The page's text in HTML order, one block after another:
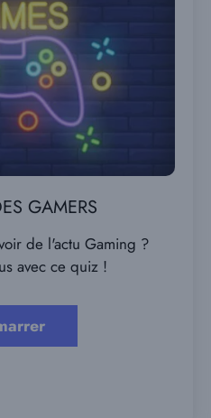
GAMERS
de l'actu Gaming ?
avec ce quiz !